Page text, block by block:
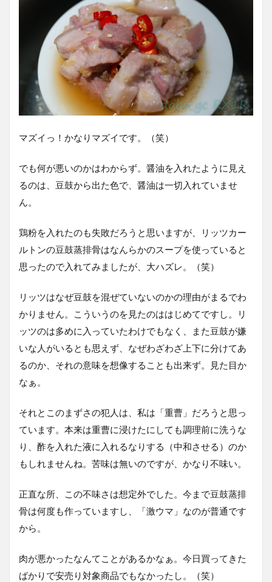
マズイっ！かなりマズイです。（笑）
でも何が悪いのかはわからず。醤油を入れたように見え
るのは、豆鼓から出た色で、醤油は一切入れていませ
ん。
鶏粉を入れたのも失敗だろうと思いますが、リッツカー
ルトンの豆鼓蒸排骨はなんらかのスープを使っていると
思ったので入れてみましたが、大ハズレ。（笑）
リッツはなぜ豆鼓を混ぜていないのかの理由がまるでわ
かりません。こういうのを見たのははじめてですし。リ
ッツのは多めに入っていたわけでもなく、また豆鼓が嫌
いな人がいるとも思えず、なぜわざわざ上下に分けてあ
るのか、それの意味を想像することも出来ず。見た目か
なぁ。
それとこのまずさの犯人は、私は「重曹」だろうと思っ
ています。本来は重曹に浸けたにしても調理前に洗うな
り、酢を入れた液に入れるなりする（中和させる）のか
もしれませんね。苦味は無いのですが、かなり不味い。
正直な所、この不味さは想定外でした。今まで豆鼓蒸排
骨は何度も作っていますし、「激ウマ」なのが普通です
から。
肉が悪かったなんてことがあるかなぁ。今日買ってきた
ばかりで安売り対象商品でもなかったし。（笑）